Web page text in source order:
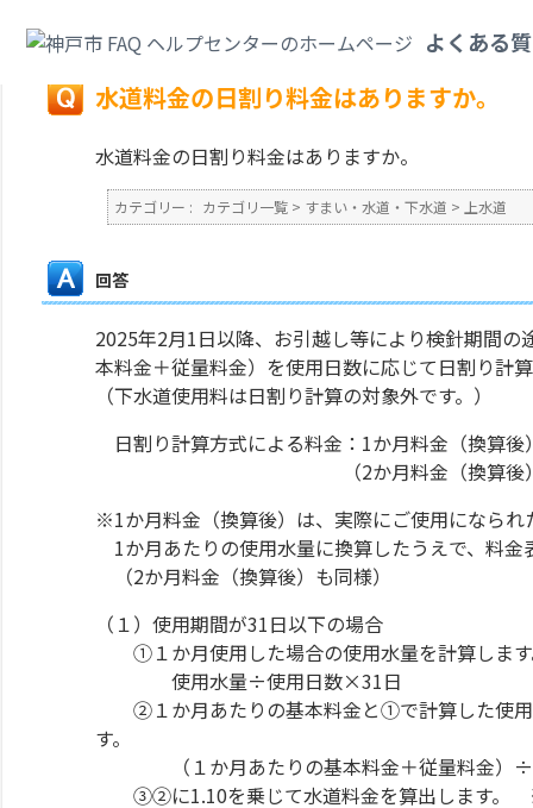
よくある
戻る
水道料金の日割り料金はありますか。
水道料金の日割り料金はありますか。
カテゴリー : カテゴリ一覧 > すまい・水道・下水道 > 上水道
回答
2025年2月1日以降、お引越し等により検針期間
本料金＋従量料金）を使用日数に応じて日割り計
（下水道使用料は日割り計算の対象外です。）
日割り計算方式による料金：1か月料金（換算
（2か月料金（換算後）×ご使
※1か月料金（換算後）は、実際にご使用になられ
1か月あたりの使用水量に換算したうえで、料金
（2か月料金（換算後）も同様）
（１）使用期間が31日以下の場合
①１か月使用した場合の使用水量を計算しま
使用水量÷使用日数×31日
②１か月あたりの基本料金と①で計算した使用
す。
（１か月あたりの基本料金＋従量料金）
③②に1.10を乗じて水道料金を算出します。